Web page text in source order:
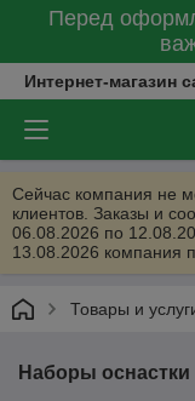
Перед
Интернет-магазин
Сейчас компания не
клиентов. Заказы и
06.08.2026 по
13.08.2026 компания
Товары и
Наборы